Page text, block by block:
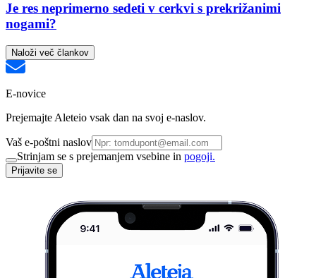
Je res neprimerno sedeti v cerkvi s prekrižanimi
nogami?
Naloži več člankov
E-novice
Prejemajte Aleteio vsak dan na svoj e-naslov.
Vaš e-poštni naslov
Strinjam se s prejemanjem vsebine in pogoji.
Prijavite se